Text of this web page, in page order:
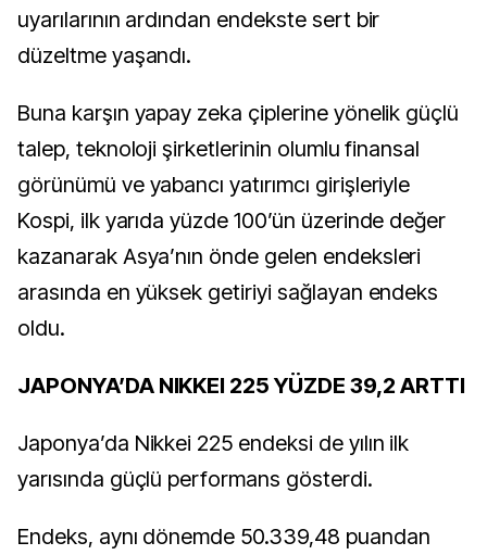
uyarılarının ardından endekste sert bir
düzeltme yaşandı.
Buna karşın yapay zeka çiplerine yönelik güçlü
talep, teknoloji şirketlerinin olumlu finansal
görünümü ve yabancı yatırımcı girişleriyle
Kospi, ilk yarıda yüzde 100’ün üzerinde değer
kazanarak Asya’nın önde gelen endeksleri
arasında en yüksek getiriyi sağlayan endeks
oldu.
JAPONYA’DA NIKKEI 225 YÜZDE 39,2 ARTTI
Japonya’da Nikkei 225 endeksi de yılın ilk
yarısında güçlü performans gösterdi.
Endeks, aynı dönemde 50.339,48 puandan